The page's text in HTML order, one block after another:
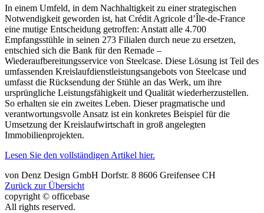
In einem Umfeld, in dem Nachhaltigkeit zu einer strategischen
Notwendigkeit geworden ist, hat Crédit Agricole d’Île-de-France
eine mutige Entscheidung getroffen: Anstatt alle 4.700
Empfangsstühle in seinen 273 Filialen durch neue zu ersetzen,
entschied sich die Bank für den Remade –
Wiederaufbereitungsservice von Steelcase. Diese Lösung ist Teil des
umfassenden Kreislaufdienstleistungsangebots von Steelcase und
umfasst die Rücksendung der Stühle an das Werk, um ihre
ursprüngliche Leistungsfähigkeit und Qualität wiederherzustellen.
So erhalten sie ein zweites Leben. Dieser pragmatische und
verantwortungsvolle Ansatz ist ein konkretes Beispiel für die
Umsetzung der Kreislaufwirtschaft in groß angelegten
Immobilienprojekten.
Lesen Sie den vollständigen Artikel hier.
von Denz Design GmbH Dorfstr. 8 8606 Greifensee CH
Zurück zur Übersicht
copyright © officebase
All rights reserved.